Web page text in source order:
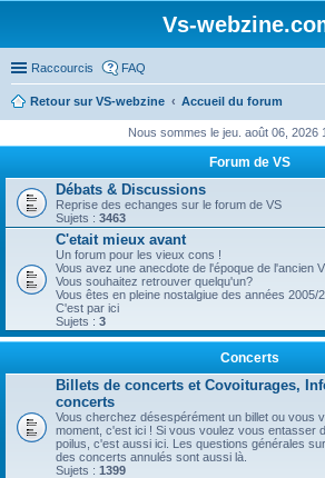
Vs-
Raccourcis FAQ
Retour sur VS-webzine Accueil du forum
Nous sommes le jeu. août 06, 2026
Forum de VS
Débats & Discussions
Reprise des echanges sur le forum de VS
Sujets : 3463
C'etait mieux avant
Un forum pour les vieux cons !
Vous avez une anecdote de l'époque de l'ancien
Vous souhaitez retrouver quelqu'un?
Vous êtes en pleine nostalgiue des années 2005/
C'est par ici
Sujets : 3
Concerts
Billets de concerts et Covoiturages,
concerts
Vous cherchez désespérément un billet ou vous
moment, c'est ici ! Si vous voulez vous entasser
poilus, c'est aussi ici. Les questions générales
des concerts annulés sont aussi là.
Sujets : 1399